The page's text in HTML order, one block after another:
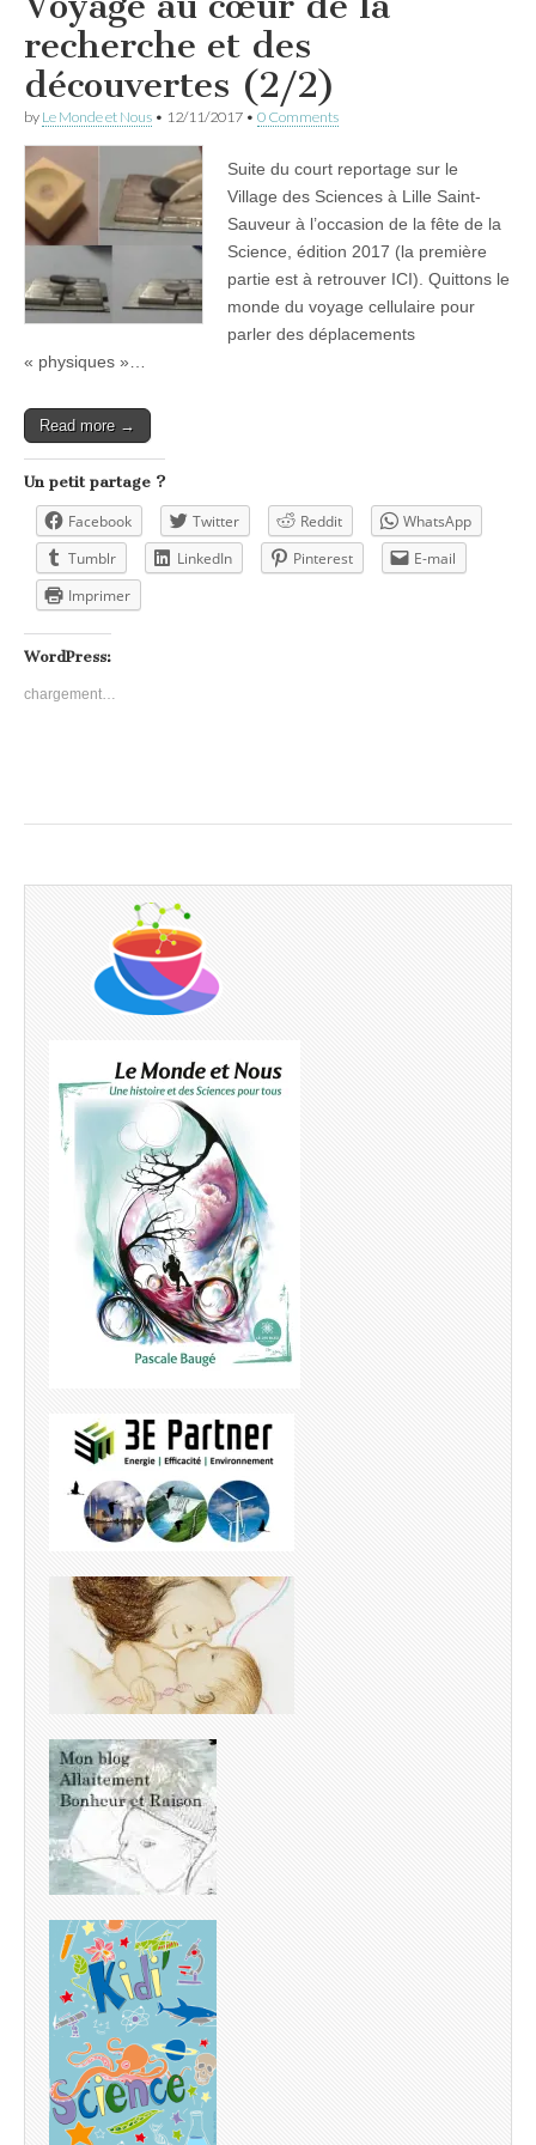
recherche et des
découvertes (2/2)
by Le Monde et Nous • 12/11/2017 • 0 Comments
Suite du court reportage sur le
Village des Sciences à Lille Saint-
Sauveur à l’occasion de la fête de la
Science, édition 2017 (la première
partie est à retrouver ICI). Quittons le
monde du voyage cellulaire pour
parler des déplacements
« physiques »…
Read more →
Un petit partage ?
Facebook Twitter Reddit
WhatsApp
Tumblr
LinkedIn Pinterest
E-mail
Imprimer
WordPress:
chargement…